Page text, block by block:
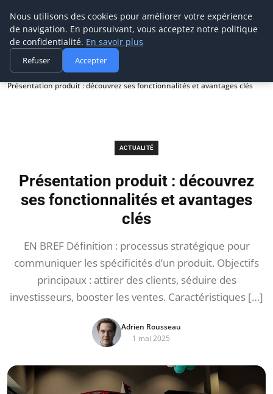
Prospection Pro
Accueil
Actualité
Présentation produit : découvrez ses fonctionnalités et avantages clés
ACTUALITÉ
Présentation produit : découvrez
ses fonctionnalités et avantages
clés
EN BREF Définition : processus stratégique pour
communiquer les spécificités d’un produit. Objectifs
principaux : attirer des clients, séduire des
investisseurs, booster les ventes. Caractéristiques […]
Adrien Rousseau
1 mai 2025
Nous utilisons des cookies pour améliorer votre expérience
de navigation. En poursuivant, vous acceptez notre politique
de confidentialité. En savoir plus
Refuser Accepter